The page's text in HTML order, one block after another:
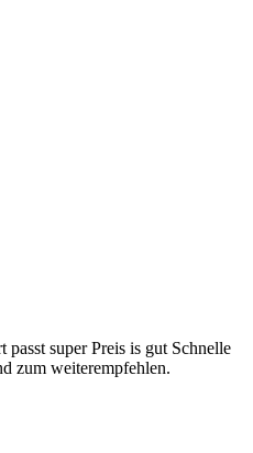
super Preis is gut Schnelle
zum weiterempfehlen.